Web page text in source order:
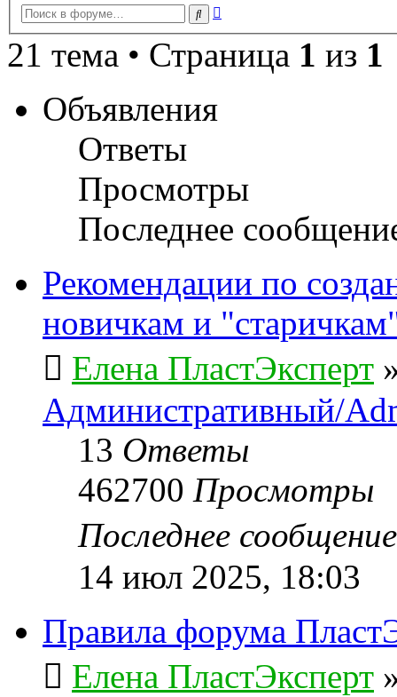
Поиск
21 тема • Страница 1 из 1
Объявления
Ответы
Просмотры
Последнее
Рекомендации по
новичкам и
Елена ПластЭксперт
Административный/
13 Ответы
462700 Просмотры
Последнее
14 июл 2025, 18:03
Правила форума
Елена ПластЭксперт